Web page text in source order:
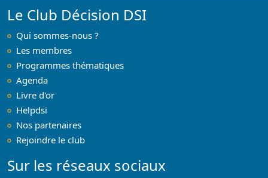
Le Club Décision DSI
Qui sommes-nous ?
Les membres
Programmes thématiques
Agenda
Livre d'or
Helpdsi
Nos partenaires
Rejoindre le club
Sur les réseaux sociaux